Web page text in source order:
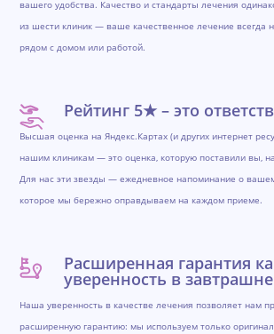
вашего удобства. Качество и стандарты лечения
из шести клиник — ваше качественное лечение всегда
рядом с домом или работой.
Рейтинг 5★ – это
Высшая оценка на Яндекс.Картах (и других интернет
нашим клиникам — это оценка, которую поставили вы,
Для нас эти звезды — ежедневное напоминание о
которое мы бережно оправдываем на каждом приеме.
Расширенная гарантия
уверенность в
Наша уверенность в качестве лечения позволяет нам
расширенную гарантию: мы используем только